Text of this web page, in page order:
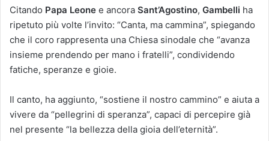
Citando Papa Leone e ancora Sant’Agostino, Gambelli ha
ripetuto più volte l’invito: “Canta, ma cammina”, spiegando
che il coro rappresenta una Chiesa sinodale che “avanza
insieme prendendo per mano i fratelli”, condividendo
fatiche, speranze e gioie.
Il canto, ha aggiunto, “sostiene il nostro cammino” e aiuta a
vivere da “pellegrini di speranza”, capaci di percepire già
nel presente “la bellezza della gioia dell’eternità”.